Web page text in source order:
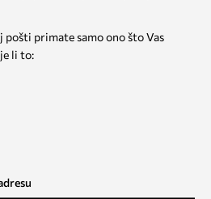
primate samo ono što Vas
li to: